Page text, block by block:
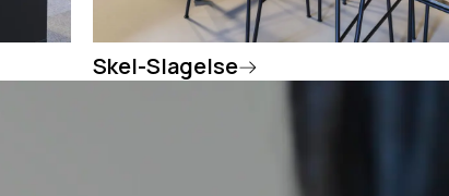
Skel-Slagelse